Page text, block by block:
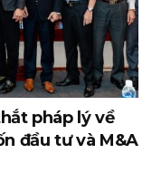
pháp lý về
đầu tư và M&A